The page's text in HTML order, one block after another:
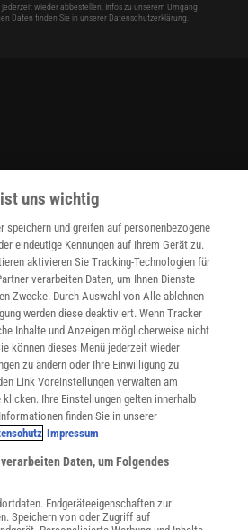
wieder abbestellen. Infos zu unserem Umgang
Daten finden Sie in unserer Datenschutzerklärung
uns wichtig
speichern und greifen auf personenbezogene
eindeutige Kennungen auf Ihrem Gerät zu.
aktivieren Sie Tracking-Technologien für
verarbeiten Daten, um Ihnen Dienste
Zwecke. Durch Auswahl von Alle ablehnen
werden diese deaktiviert. Wenn Tracker
Inhalte und Anzeigen möglicherweise nicht
können dieses Menü jederzeit wieder
zu ändern oder Ihre Einwilligung zu
Link Voreinstellungen verwalten am
klicken. Ihre Einstellungen gelten innerhalb
finden Sie in unserer
Impressum
Daten, um Folgendes
Endgeräteeigenschaften zur
Speichern von oder Zugriff auf